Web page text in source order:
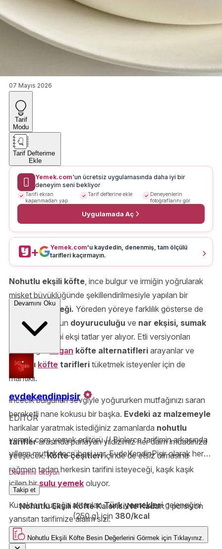
07 Mayıs 2026
Tarif
Modu
Tarif Defterime
Ekle
Yemek.com'un ücretsiz uygulamasında daha iyi bir
deneyim seni bekliyor
Tarifi ekran
kapanmadan yap
Tarif defterine ekle
Deneyenlerin
fotoğraflarını gör
Uygulamada Aç
+ Yemek.com'u kaydedin, denenmiş, tam ölçülü
tarifleri kaçırmayın.
Nohutlu ekşili köfte, ince bulgur ve irmiğin yoğrularak
misket büyüklüğünde şekillendirilmesiyle yapılan bir
tencere yemeği. Yöreden yöreye farklılık gösterse de
temelini bulgurun doyuruculuğu ve nar ekşisi, sumak
limon
gibi ekşi tatlar yer alıyor. Etli versiyonları
olduğu gibivegan köfte alternatifleri arayanlar ve
sağlıklı köfte tarifleri tüketmek isteyenler için de
mantıklı.
İncecik bulgurları sevgiyle yoğururken mutfağınızı saran
bereketli nane kokusu bir başka. Evdeki az malzemeyle
harikalar yaratmak istediğiniz zamanlarda nohutlu
tariflerarasında parlayan yıldızımız her daim imdadınıza
yetişecek.Köfte çeşitleriiçinde de etsiz olmasına
rağmen tadan herkesin tarifini isteyeceği, kaşık kaşık
içilen birsulu yemek oluyor.
Kuşaktan kuşağa aktarılanTürk yemeklerigeleneğini
yansıtan tarifimize alalım sizi.
Devamını Oku
evdekendinpisir
EDİTOR
yemek.com yemek editörü // Binlerce tarifimin arkasında
yılların mutfak tecrübesi var. EvdeKendinPişir olarak her
ölçüyü, tekniği ve püf noktasını özenle anlatıyor;
Yemek.com’da lezzetli olduğu kadar güvenilir tarifler
hazırlıyorum.
Devamını okuyun
Takip et
Nohutlu Ekşili Köfte Kalorisi Ne Kadar:1 porsiyon
(250 g) için 380/kcal
Nohutlu Ekşili Köfte Besin Değerlerini Görmek için Tıklayınız.